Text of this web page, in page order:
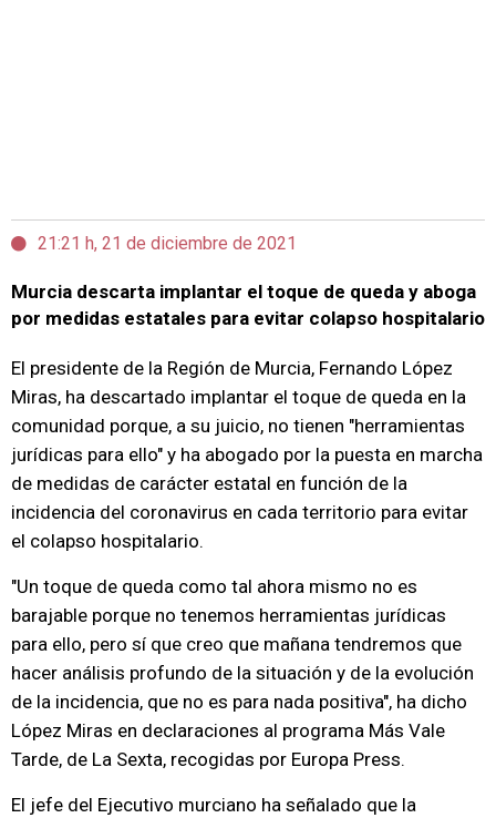
21:21 h, 21 de diciembre de 2021
Murcia descarta implantar el toque de queda y aboga
por medidas estatales para evitar colapso hospitalario
El presidente de la Región de Murcia, Fernando López
Miras, ha descartado implantar el toque de queda en la
comunidad porque, a su juicio, no tienen "herramientas
jurídicas para ello" y ha abogado por la puesta en marcha
de medidas de carácter estatal en función de la
incidencia del coronavirus en cada territorio para evitar
el colapso hospitalario.
"Un toque de queda como tal ahora mismo no es
barajable porque no tenemos herramientas jurídicas
para ello, pero sí que creo que mañana tendremos que
hacer análisis profundo de la situación y de la evolución
de la incidencia, que no es para nada positiva", ha dicho
López Miras en declaraciones al programa Más Vale
Tarde, de La Sexta, recogidas por Europa Press.
El jefe del Ejecutivo murciano ha señalado que la